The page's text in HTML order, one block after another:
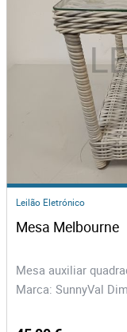
Leilão Eletrónico
Mesa auxiliar
Marca: SunnyVal